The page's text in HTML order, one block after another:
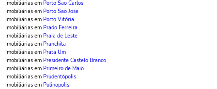
Imobiliárias em Porto Sao Carlos
Imobiliárias em Porto Sao Jose
Imobiliárias em Porto Vitória
Imobiliárias em Prado Ferreira
Imobiliárias em Praia de Leste
Imobiliárias em Pranchita
Imobiliárias em Prata Um
Imobiliárias em Presidente Castelo Branco
Imobiliárias em Primeiro de Maio
Imobiliárias em Prudentópolis
Imobiliárias em Pulinopolis